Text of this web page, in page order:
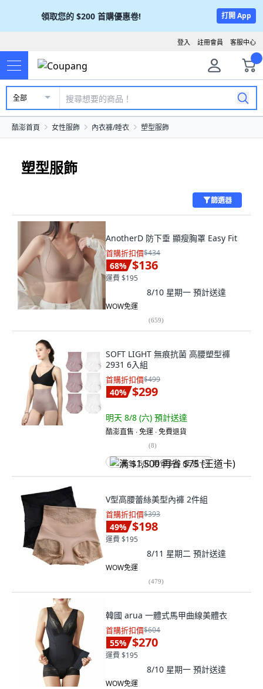
領取您的 $200 首購優惠卷! 打開 App
客服中心
註冊會員
登入
全部
酷澎首頁 女性服飾 內衣褲/睡衣 塑型服飾
塑型服飾
篩選器
AnotherD 防下垂 顯瘦胸罩 Easy Fit
首購折扣價$434
68% $136
運費 $195
8/10 星期一 預計送達
WOW免運
(659)
SOFT LIGHT 無痕抗菌 高腰塑型褲
2931 6入組
首購折扣價$499
40% $299
明天 8/8 (六) 預計送達
酷澎直售 ∙ 免運 ∙ 免費退貨
(8)
满 $1,500 再省 $75 (王道卡)
V型高腰蕾絲美型內褲 2件組
首購折扣價$393
49% $198
運費 $195
8/11 星期二 預計送達
WOW免運
(479)
韓國 arua 一體式馬甲曲線美體衣
首購折扣價$604
55% $270
運費 $195
8/10 星期一 預計送達
WOW免運